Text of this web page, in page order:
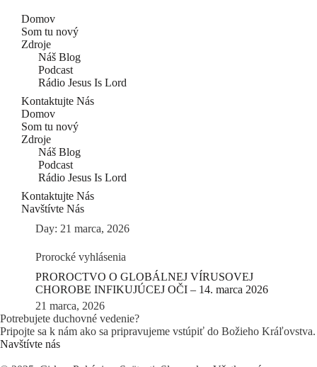
Domov
Som tu nový
Zdroje
Náš Blog
Podcast
Rádio Jesus Is Lord
Kontaktujte Nás
Domov
Som tu nový
Zdroje
Náš Blog
Podcast
Rádio Jesus Is Lord
Kontaktujte Nás
Navštívte Nás
Day: 21 marca, 2026
Prorocké vyhlásenia
PROROCTVO O GLOBÁLNEJ VÍRUSOVEJ
CHOROBE INFIKUJÚCEJ OČI – 14. marca 2026
21 marca, 2026
Potrebujete duchovné vedenie?
Pripojte sa k nám ako sa pripravujeme vstúpiť do Božieho Kráľovstva.
Navštívte nás